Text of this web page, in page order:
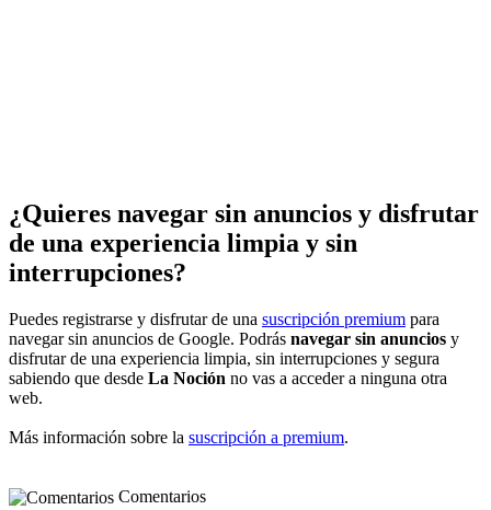
¿Quieres navegar sin anuncios y disfrutar
de una experiencia limpia y sin
interrupciones?
Puedes registrarse y disfrutar de una suscripción premium para
navegar sin anuncios de Google. Podrás navegar sin anuncios y
disfrutar de una experiencia limpia, sin interrupciones y segura
sabiendo que desde La Noción no vas a acceder a ninguna otra
web.
Más información sobre la suscripción a premium.
Comentarios